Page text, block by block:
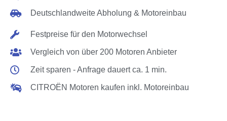
Deutschlandweite Abholung & Motoreinbau
Festpreise für den Motorwechsel
Vergleich von über 200 Motoren Anbieter
Zeit sparen - Anfrage dauert ca. 1 min.
CITROËN Motoren kaufen inkl. Motoreinbau